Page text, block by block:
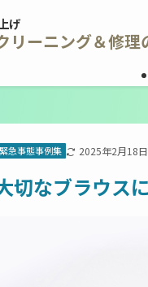
げ
リーニング＆修理
急事態事例集 2025年2月18日
切なブラウス